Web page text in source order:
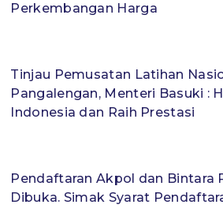
Perkembangan Harga
Tinjau Pemusatan Latihan
Pangalengan, Menteri Basuki :
Indonesia dan Raih Prestasi
Pendaftaran Akpol dan Bintara
Dibuka. Simak Syarat